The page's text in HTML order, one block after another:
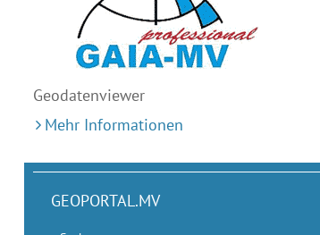
Geodatenviewer
Mehr Informationen
GEOPORTAL.MV